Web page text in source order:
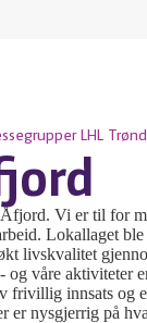
LHL
Vi er til for
Lokallaget
livskvalitet
og våre aktiviteter
innsats og
er nysgjerrig på